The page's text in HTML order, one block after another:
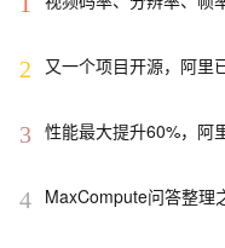
2 又一个项目开源，阿里
3 性能最大提升60%，阿
4 MaxCompute问答整理